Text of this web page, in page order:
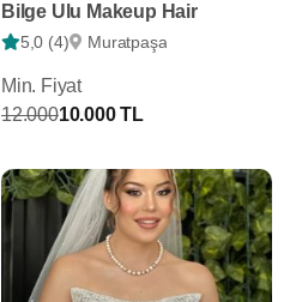
Bilge Ulu Makeup Hair
5,0 (4) Muratpaşa
Min. Fiyat
12.00010.000 TL